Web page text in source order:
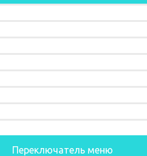
Переключатель меню